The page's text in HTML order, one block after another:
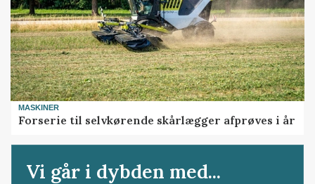
MASKINER
Forserie til selvkørende skårlægger afprøves i år
Vi går i dybden med...